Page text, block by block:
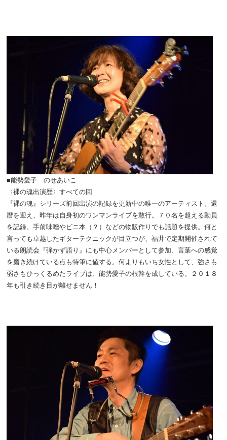
■能勢愛子 のせあいこ
〈裸の魂出演歴〉すべての回
『裸の魂』シリーズ前回出演の記録を更新中の唯一のアーティスト。還
暦を迎え、昨年は自身初のワンマンライブを敢行。７０名を超える動員
を記録。手前味噌やビニ本（？）などの物販作りでも話題を提供。何と
言っても卓越したギターテクニックが目立つが、福井で定期開催されて
いる朗読会『弾かず語り』にも中心メンバーとして参加、言葉への感覚
を磨き続けている点も特筆に値する。何よりもいち女性として、強さも
弱さもひっくるめたライブは、能勢愛子の根幹を成している。２０１８
年も引き続き目が離せません！